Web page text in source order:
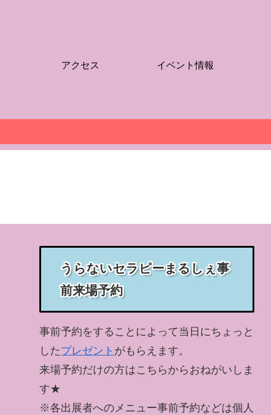
アクセス イベント情報
うらないセラピーまるしぇ事
前来場予約
事前予約をすることによって当日にちょっと
したプレゼント がもらえます。
来場予約だけの方はこちらからおねがいしま
す★
※各出展者へのメニュー事前予約などは個人